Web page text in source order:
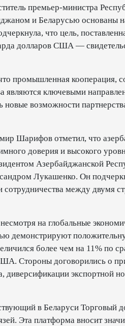
премьер-министра
и Беларусью основаны
что цель,
долларов США —
промышленная кооперация,
являются ключевыми
возможности
Шарифов отметил, что
доверия и высокого
Азербайджанской
Лукашенко. Он
между двумя
на глобальные
демонстрируют
более чем на 11% по
Стороны договорились о
диверсификации экспортной
в Беларуси Торговый
Эта платформа вносит